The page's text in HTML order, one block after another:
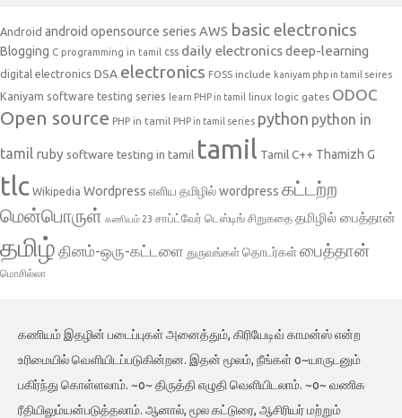
Android android opensource series AWS basic electronics
Blogging C programming in tamil css daily electronicsdeep-learning
digital electronics DSA electronics FOSS include kaniyam php in tamil seires
Kaniyam software testing series learn PHP in tamil linux logic gates ODOC
Open source PHP in tamil PHP in tamil series python python in
tamil ruby software testing in tamil tamil Tamil C++ Thamizh G
tlc Wikipedia Wordpress எளிய தமிழில் wordpress கட்டற்ற
மென்பொருள் கணியம் 23 சாப்ட்வேர் டெஸ்டிங் சிறுகதை தமிழில் பைத்தான்
தமிழ் தினம்-ஒரு-கட்டளை துருவங்கள் தொடர்கள்பைத்தான்
மொசில்லா
கணியம் இதழின் படைப்புகள் அனைத்தும், கிரியேடிவ் காமன்ஸ் என்ற
உரிமையில் வெளியிடப்படுகின்றன. இதன் மூலம், நீங்கள் o~யாருடனும்
பகிர்ந்து கொள்ளலாம். ~o~ திருத்தி எழுதி வெளியிடலாம். ~o~ வணிக
ரீதியிலும்யன்படுத்தலாம். ஆனால், மூல கட்டுரை, ஆசிரியர் மற்றும்